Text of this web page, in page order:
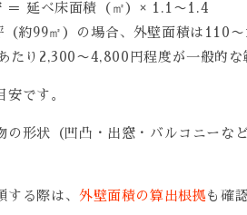
＝ 延べ床面積（㎡）× 1.1〜1.4
（約99㎡）の場合、外壁面積は110
たり2,300〜4,800円程度が一般的な
安です。
の形状（凹凸・出窓・バルコニーな
する際は、外壁面積の算出根拠も確